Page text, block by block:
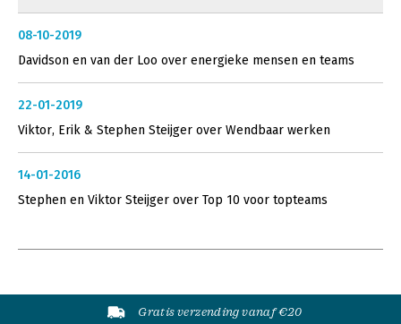
08-10-2019
Davidson en van der Loo over energieke mensen en teams
22-01-2019
Viktor, Erik & Stephen Steijger over Wendbaar werken
14-01-2016
Stephen en Viktor Steijger over Top 10 voor topteams
Gratis verzending vanaf €20